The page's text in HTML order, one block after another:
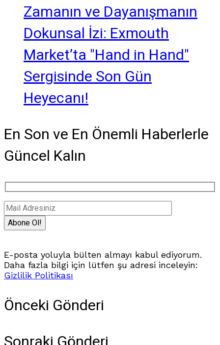
Zamanın ve Dayanışmanın
Dokunsal İzi: Exmouth
Market’ta "Hand in Hand"
Sergisinde Son Gün
Heyecanı!
En Son ve En Önemli Haberlerle
Güncel Kalın
E-posta yoluyla bülten almayı kabul ediyorum.
Daha fazla bilgi için lütfen şu adresi inceleyin:
Gizlilik Politikası
Önceki Gönderi